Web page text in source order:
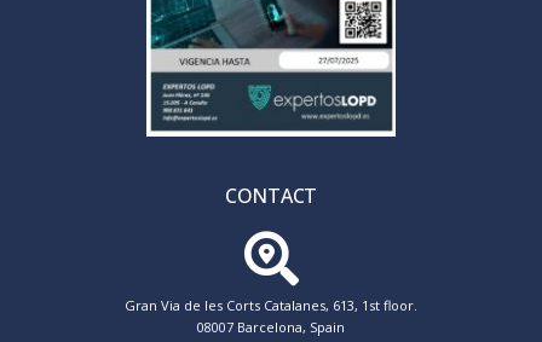
CONTACT
Gran Via de les Corts Catalanes, 613, 1st floor.
08007 Barcelona, Spain